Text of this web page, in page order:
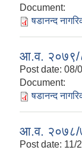
Document:
षडानन्द
आ.व. २०७९/
Post date: 08/
Document:
षडानन्द
आ.व. २०७८/
Post date: 11/